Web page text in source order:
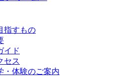
指すもの
イド
セス
・体験のご案内